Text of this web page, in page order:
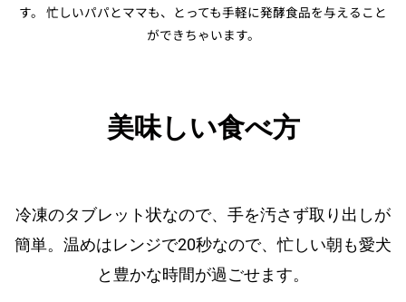
す。 忙しいパパとママも、とっても手軽に発酵食品を与えること
ができちゃいます。
美味しい食べ方
冷凍のタブレット状なので、手を汚さず取り出しが
簡単。温めはレンジで20秒なので、忙しい朝も愛犬
と豊かな時間が過ごせます。